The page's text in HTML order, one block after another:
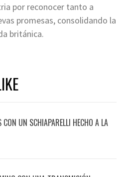
por reconocer tanto a
promesas, consolidando la
británica.
UN SCHIAPARELLI HECHO A LA